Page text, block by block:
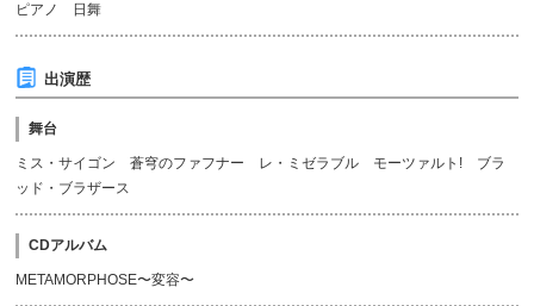
ピアノ 日舞
出演歴
舞台
ミス・サイゴン 蒼穹のファフナー レ・ミゼラブル モーツァルト! ブラ
ッド・ブラザース
CDアルバム
METAMORPHOSE〜変容〜